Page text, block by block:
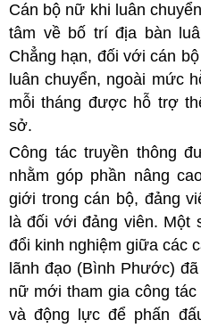
Cán bộ nữ khi luân
tâm về bố trí địa bàn
Chẳng hạn, đối với cán
luân chuyển, ngoài mức
mỗi tháng được hỗ trợ
sở.
Công tác truyền thông
nhằm góp phần nâng
giới trong cán bộ, đảng
là đối với đảng viên.
đổi kinh nghiệm giữa các
lãnh đạo (Bình Phước)
nữ mới tham gia công
và động lực để phấn